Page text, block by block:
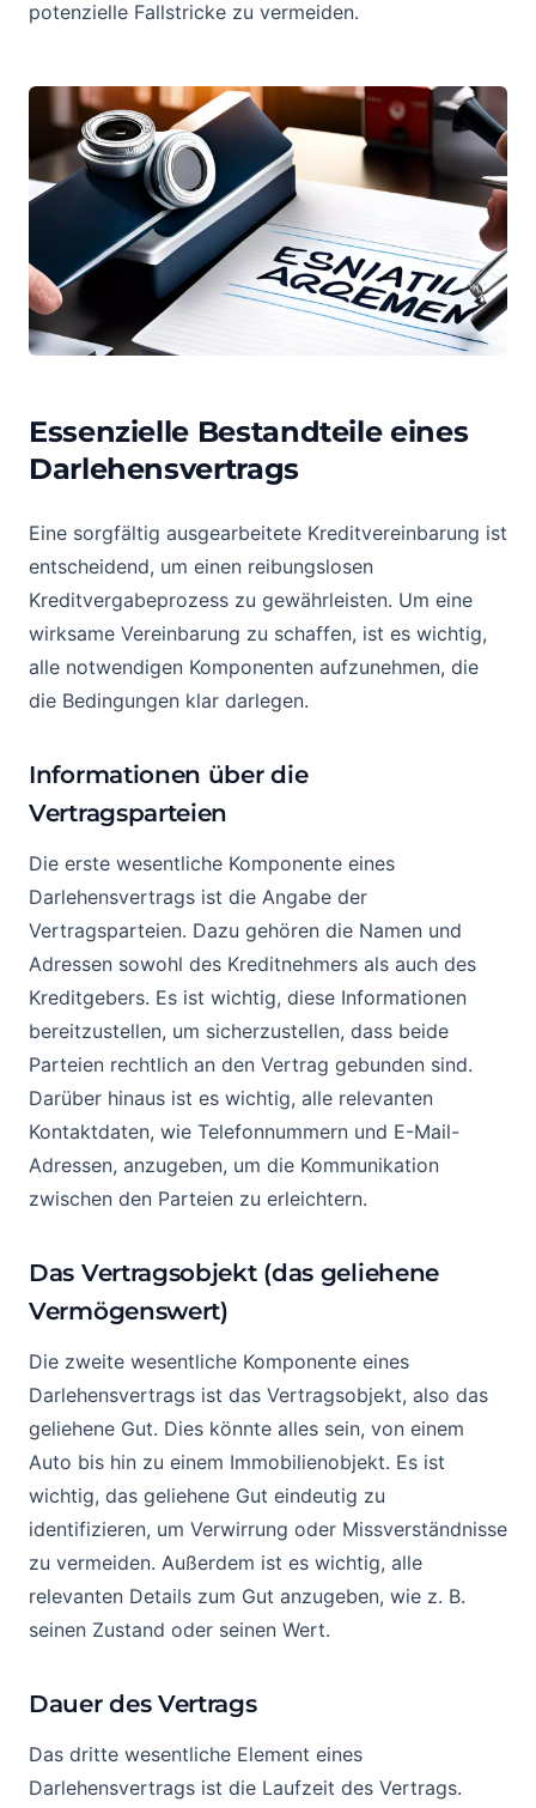
potenzielle Fallstricke zu vermeiden.
Essenzielle Bestandteile eines
Darlehensvertrags
Eine sorgfältig ausgearbeitete Kreditvereinbarung ist
entscheidend, um einen reibungslosen
Kreditvergabeprozess zu gewährleisten. Um eine
wirksame Vereinbarung zu schaffen, ist es wichtig,
alle notwendigen Komponenten aufzunehmen, die
die Bedingungen klar darlegen.
Informationen über die
Vertragsparteien
Die erste wesentliche Komponente eines
Darlehensvertrags ist die Angabe der
Vertragsparteien. Dazu gehören die Namen und
Adressen sowohl des Kreditnehmers als auch des
Kreditgebers. Es ist wichtig, diese Informationen
bereitzustellen, um sicherzustellen, dass beide
Parteien rechtlich an den Vertrag gebunden sind.
Darüber hinaus ist es wichtig, alle relevanten
Kontaktdaten, wie Telefonnummern und E-Mail-
Adressen, anzugeben, um die Kommunikation
zwischen den Parteien zu erleichtern.
Das Vertragsobjekt (das geliehene
Vermögenswert)
Die zweite wesentliche Komponente eines
Darlehensvertrags ist das Vertragsobjekt, also das
geliehene Gut. Dies könnte alles sein, von einem
Auto bis hin zu einem Immobilienobjekt. Es ist
wichtig, das geliehene Gut eindeutig zu
identifizieren, um Verwirrung oder Missverständnisse
zu vermeiden. Außerdem ist es wichtig, alle
relevanten Details zum Gut anzugeben, wie z. B.
seinen Zustand oder seinen Wert.
Dauer des Vertrags
Das dritte wesentliche Element eines
Darlehensvertrags ist die Laufzeit des Vertrags.